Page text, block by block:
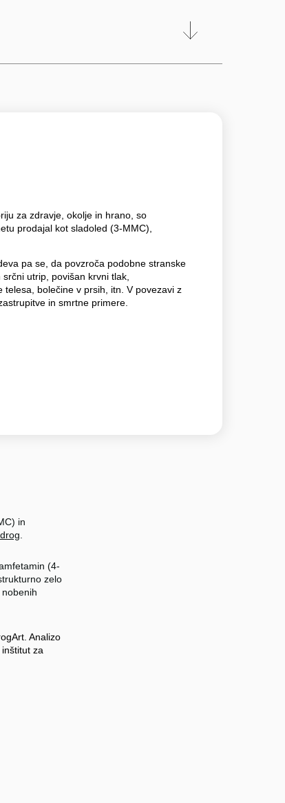
za zdravje, okolje in hrano, so
prodajal kot sladoled (3-MMC),
pa se, da povzroča podobne stranske
utrip, povišan krvni tlak,
bolečine v prsih, itn. V povezavi z
in smrtne primere.
in
(4-
zelo
Analizo
za